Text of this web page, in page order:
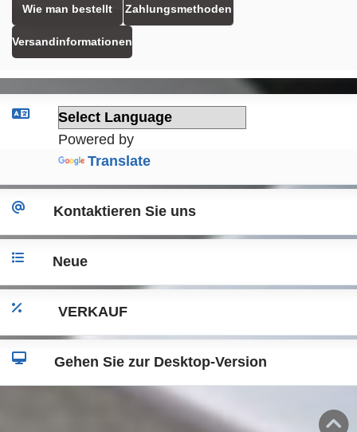
Wie man bestellt Zahlungsmethoden
Versandinformationen
Powered by
Translate
Kontaktieren Sie uns
Neue
VERKAUF
Gehen Sie zur Desktop-Version